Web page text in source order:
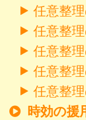
任意整
任意整
任意整
任意整
任意整
時効の援